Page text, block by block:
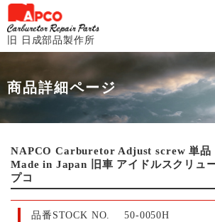
旧 日成部品製作所
商品詳細ページ
NAPCO Carburetor Adjust screw 単品
Made in Japan 旧車 アイドルスクリュ
プコ
品番STOCK NO. 50-0050H